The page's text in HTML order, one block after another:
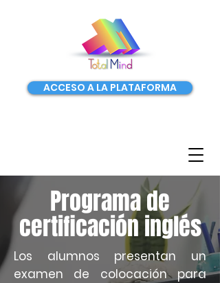
ACCESO A LA PLATAFORMA
Programa de
certificación inglés
Los alumnos presentan un
examen de colocación para